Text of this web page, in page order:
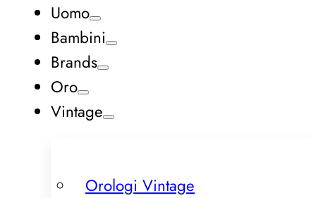
Uomo
Bambini
Brands
Oro
Vintage
Orologi Vintage